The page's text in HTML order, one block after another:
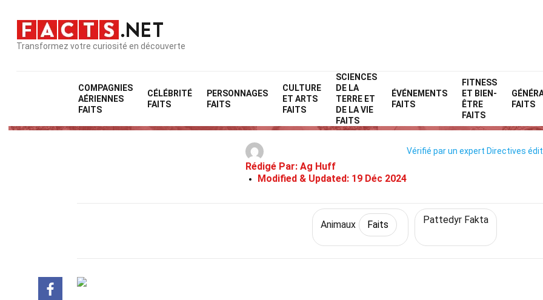
Transformez votre curiosité en découverte
COMPAGNIES
AÉRIENNES
FAITS
CÉLÉBRITÉ
FAITS
PERSONNAGES
FAITS
CULTURE
ET ARTS
FAITS
SCIENCES
DE LA
TERRE ET
DE LA VIE
FAITS
ÉVÉNEMENTS
FAITS
FITNESS
ET BIEN-
ÊTRE
FAITS
FAITS
Home Nature AnimauxFaits
25 Faits Sur Andrewsarchus
Rédigé Par: Ag Huff
Modified & Updated: 19 Déc 2024
Vérifié par un expert Directives
Animaux Faits Pattedyr Fakta